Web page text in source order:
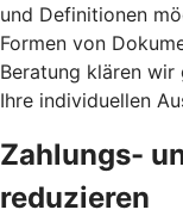
und Definitionen
Formen von
Beratung klären wir
Ihre individuellen
Zahlungs-
reduzieren